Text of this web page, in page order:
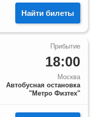
Найти билеты
18:00
Москва
Автобусная остановка
"Метро Физтех"